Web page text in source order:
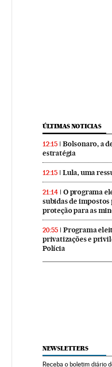
ÚLTIMAS NOTICIAS
12:15
Bolsonaro, a
estratégia
12:15 Lula, uma
21:14
O programa
subidas de impostos
proteção para as
20:55
Programa
privatizações e
Polícia
NEWSLETTERS
Receba o boletim diário